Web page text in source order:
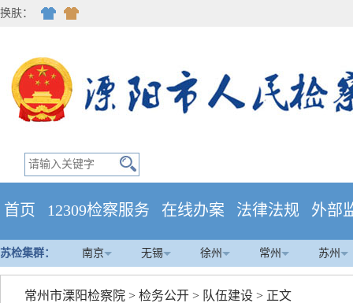
换肤：
首页 12309检察服务 在线办案 法律法规 外部
苏检集群： 南京 无锡 徐州 常州 苏州
常州市溧阳检察院 > 检务公开 > 队伍建设 > 正文